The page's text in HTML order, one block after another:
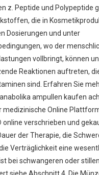
z. Peptide und Polypeptide
die in
Dosierungen und unter
wo der
vollbringt, können
Reaktionen auftreten,
sind. Erfahren Sie
ampullen kaufen
medizinische Online
online verschrieben und
der Therapie, die
Verträglichkeit eine
bei schwangeren oder
siehe Abschnitt 4. Die